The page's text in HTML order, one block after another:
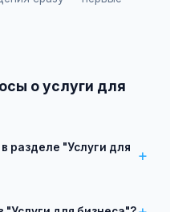
о услуги для
разделе "Услуги для
"Услуги для бизнеса",